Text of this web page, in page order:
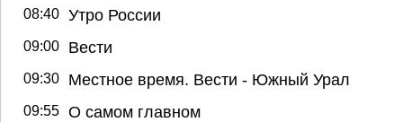
08:40 Утро России
09:00 Вести
09:30 Местное время. Вести - Южный Урал
09:55 О самом главном